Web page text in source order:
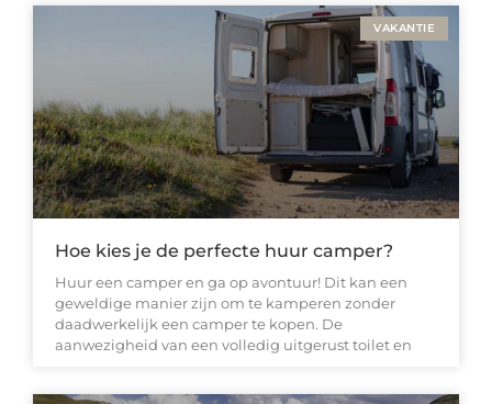
VAKANTIE
Hoe kies je de perfecte huur camper?
Huur een camper en ga op avontuur! Dit kan een
geweldige manier zijn om te kamperen zonder
daadwerkelijk een camper te kopen. De
aanwezigheid van een volledig uitgerust toilet en